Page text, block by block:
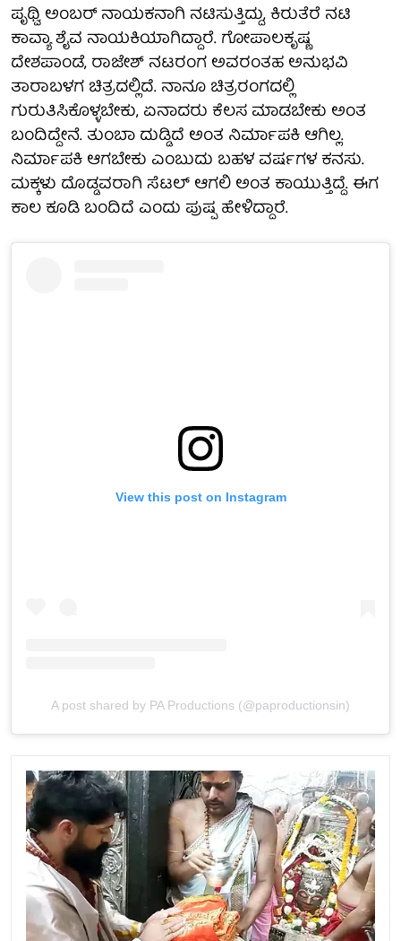
ಪೃಥ್ವಿ ಅಂಬರ್ ನಾಯಕನಾಗಿ ನಟಿಸುತ್ತಿದ್ದು, ಕಿರುತೆರೆ ನಟಿ
ಕಾವ್ಯಾ ಶೈವ ನಾಯಕಿಯಾಗಿದ್ದಾರೆ. ಗೋಪಾಲಕೃಷ್ಣ
ದೇಶಪಾಂಡೆ, ರಾಜೇಶ್ ನಟರಂಗ ಅವರಂತಹ ಅನುಭವಿ
ತಾರಾಬಳಗ ಚಿತ್ರದಲ್ಲಿದೆ. ನಾನೂ ಚಿತ್ರರಂಗದಲ್ಲಿ
ಗುರುತಿಸಿಕೊಳ್ಳಬೇಕು, ಏನಾದರು ಕೆಲಸ ಮಾಡಬೇಕು ಅಂತ
ಬಂದಿದ್ದೇನೆ. ತುಂಬಾ ದುಡ್ಡಿದೆ ಅಂತ ನಿರ್ಮಾಪಕಿ ಆಗಿಲ್ಲ.
ನಿರ್ಮಾಪಕಿ ಆಗಬೇಕು ಎಂಬುದು ಬಹಳ ವರ್ಷಗಳ ಕನಸು.
ಮಕ್ಕಳು ದೊಡ್ಡವರಾಗಿ ಸೆಟಲ್‌ ಆಗಲಿ ಅಂತ ಕಾಯುತ್ತಿದ್ದೆ. ಈಗ
ಕಾಲ ಕೂಡಿ ಬಂದಿದೆ ಎಂದು ಪುಷ್ಪ ಹೇಳಿದ್ದಾರೆ.
View this post on Instagram
A post shared by PA Productions (@paproductionsin)